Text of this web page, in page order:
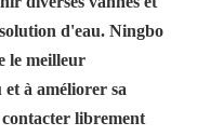
d'eau. Ningbo
le meilleur
à améliorer sa
librement